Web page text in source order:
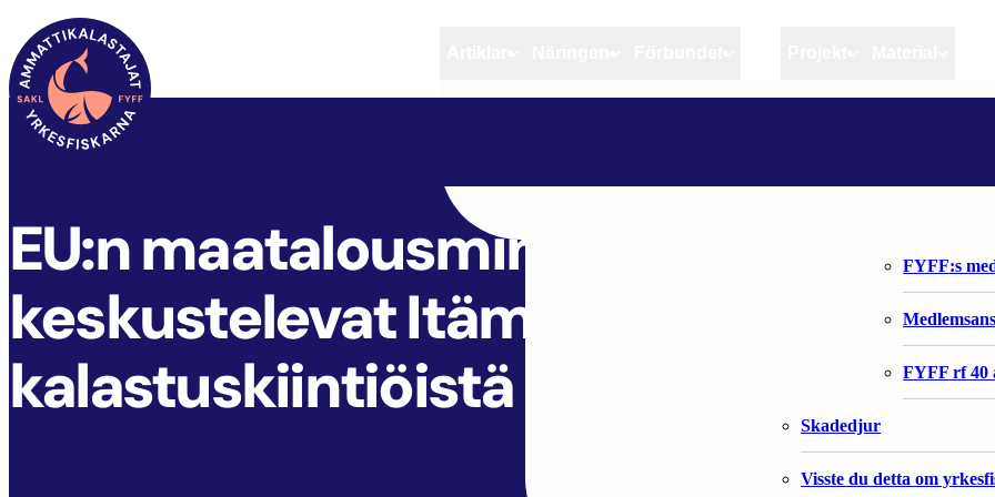
Artiklar Näringen
Riktlinjer för god praxis
Stöd till fiskerinäringen
Anvisningar
Fiskar och
Skadedjur
Visste du detta om
Förbundet
FYFF:s
FYFF rf 40
FYFF ARTIKLAR
EU:n maatalousministerit
keskustelevat Itämeren
kalastuskiintiöistä